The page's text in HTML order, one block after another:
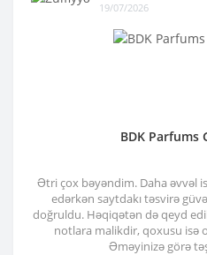
19/07/2026
BDK Parfums
Ətri çox bəyəndim. Daha əvvəl
edərkən saytdakı təsvirə
doğruldu. Həqiqətən də qeyd
notlara malikdir, qoxusu isə
Əməyinizə görə